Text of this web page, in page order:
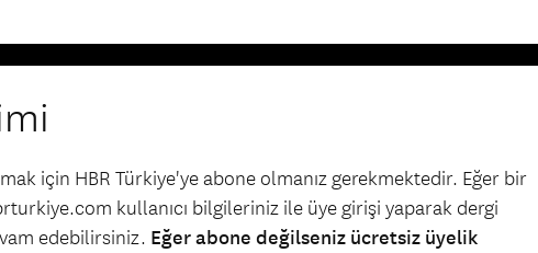
için HBR Türkiye'ye abone olmanız gerekmektedir. Eğer bir
kullanıcı bilgileriniz ile üye girişi yaparak dergi
edebilirsiniz. Eğer abone değilseniz ücretsiz üyelik